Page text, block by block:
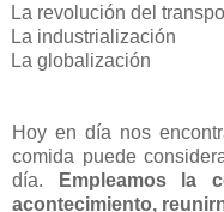
La revolución del
La industrialización
La globalización
Hoy en día nos
comida puede
día.
Empleamos la
acontecimiento,